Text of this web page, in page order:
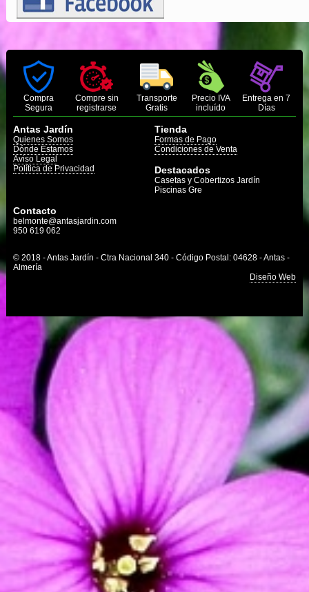
Compra
Segura
Compre sin
registrarse
Transporte
Gratis
Precio IVA
incluído
Entrega en 7
Días
Antas Jardín
Quienes Somos
Dónde Estamos
Aviso Legal
Política de Privacidad
Tienda
Formas de Pago
Condiciones de Venta
Destacados
Casetas y Cobertizos Jardín
Piscinas Gre
Contacto
belmonte@antasjardin.com
950 619 062
© 2018 - Antas Jardín - Ctra Nacional 340 - Código Postal: 04628 - Antas -
Almería
Diseño Web